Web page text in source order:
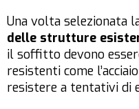
Una volta selezionata
delle strutture
il soffitto devono
resistenti come
resistere a tentativi di